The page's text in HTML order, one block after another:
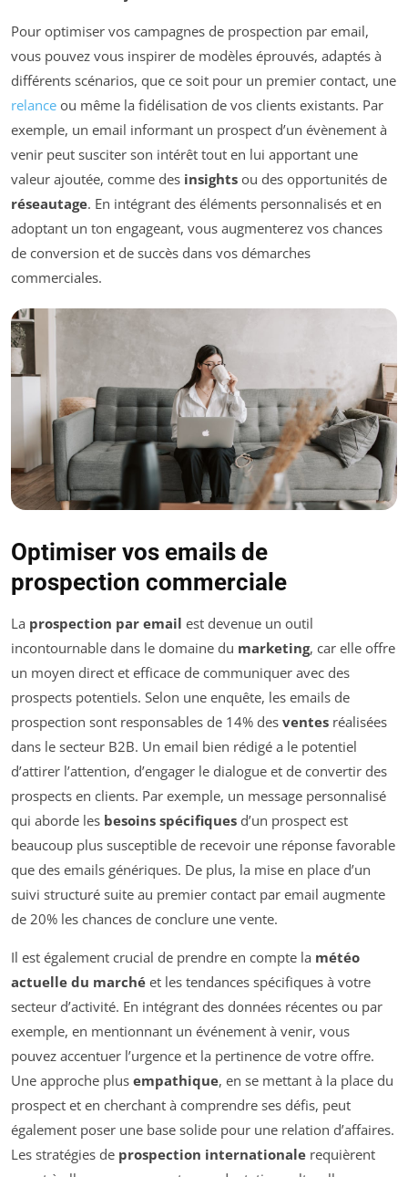
Pour optimiser vos campagnes de prospection par email,
vous pouvez vous inspirer de modèles éprouvés, adaptés à
différents scénarios, que ce soit pour un premier contact, une
relance ou même la fidélisation de vos clients existants. Par
exemple, un email informant un prospect d’un évènement à
venir peut susciter son intérêt tout en lui apportant une
valeur ajoutée, comme des insights ou des opportunités de
réseautage. En intégrant des éléments personnalisés et en
adoptant un ton engageant, vous augmenterez vos chances
de conversion et de succès dans vos démarches
commerciales.
Optimiser vos emails de
prospection commerciale
La prospection par email est devenue un outil
incontournable dans le domaine du marketing, car elle offre
un moyen direct et efficace de communiquer avec des
prospects potentiels. Selon une enquête, les emails de
prospection sont responsables de 14% des ventes réalisées
dans le secteur B2B. Un email bien rédigé a le potentiel
d’attirer l’attention, d’engager le dialogue et de convertir des
prospects en clients. Par exemple, un message personnalisé
qui aborde les besoins spécifiques d’un prospect est
beaucoup plus susceptible de recevoir une réponse favorable
que des emails génériques. De plus, la mise en place d’un
suivi structuré suite au premier contact par email augmente
de 20% les chances de conclure une vente.
Il est également crucial de prendre en compte la météo
actuelle du marché et les tendances spécifiques à votre
secteur d’activité. En intégrant des données récentes ou par
exemple, en mentionnant un événement à venir, vous
pouvez accentuer l’urgence et la pertinence de votre offre.
Une approche plus empathique, en se mettant à la place du
prospect et en cherchant à comprendre ses défis, peut
également poser une base solide pour une relation d’affaires.
Les stratégies de prospection internationale requièrent